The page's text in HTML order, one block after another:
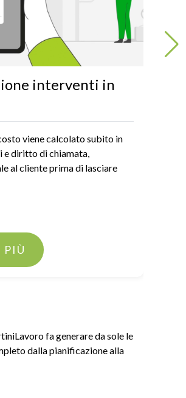
interventi in
viene calcolato subito in
e diritto di chiamata,
al cliente prima di lasciare
PIÙ
fa generare da sole le
dalla pianificazione alla